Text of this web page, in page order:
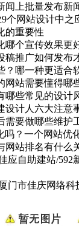
闻上批量发布新
个网站设计中之
的重要性
哪个宣传效果更
稿推广如何发布
？哪一种更适合
网站需要懂得哪
哪些常见的设计
设计人六大注意
需要做哪些维护
吗？一个网站优
网站排名有什么
应自助建站/592
门市佳庆网络科